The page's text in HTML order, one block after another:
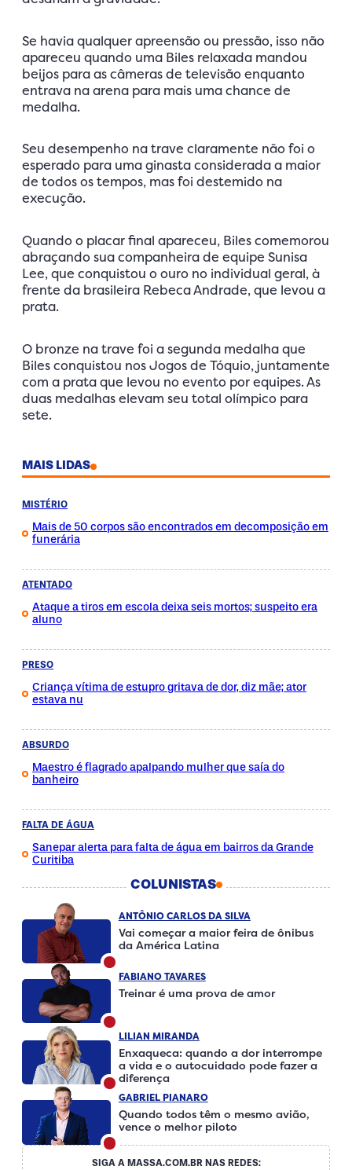
Se havia qualquer apreensão ou pressão, isso não
apareceu quando uma Biles relaxada mandou
beijos para as câmeras de televisão enquanto
entrava na arena para mais uma chance de
medalha.
Seu desempenho na trave claramente não foi o
esperado para uma ginasta considerada a maior
de todos os tempos, mas foi destemido na
execução.
Quando o placar final apareceu, Biles comemorou
abraçando sua companheira de equipe Sunisa
Lee, que conquistou o ouro no individual geral, à
frente da brasileira Rebeca Andrade, que levou a
prata.
O bronze na trave foi a segunda medalha que
Biles conquistou nos Jogos de Tóquio, juntamente
com a prata que levou no evento por equipes. As
duas medalhas elevam seu total olímpico para
sete.
MAIS LIDAS
MISTÉRIO
Mais de 50 corpos são encontrados em decomposição em
funerária
ATENTADO
Ataque a tiros em escola deixa seis mortos; suspeito era
aluno
PRESO
Criança vítima de estupro gritava de dor, diz mãe; ator
estava nu
ABSURDO
Maestro é flagrado apalpando mulher que saía do
banheiro
FALTA DE ÁGUA
Sanepar alerta para falta de água em bairros da Grande
Curitiba
COLUNISTAS
ANTÔNIO CARLOS DA SILVA
Vai começar a maior feira de ônibus
da América Latina
FABIANO TAVARES
Treinar é uma prova de amor
LILIAN MIRANDA
Enxaqueca: quando a dor interrompe
a vida e o autocuidado pode fazer a
diferença
GABRIEL PIANARO
Quando todos têm o mesmo avião,
vence o melhor piloto
SIGA A MASSA.COM.BR NAS REDES: